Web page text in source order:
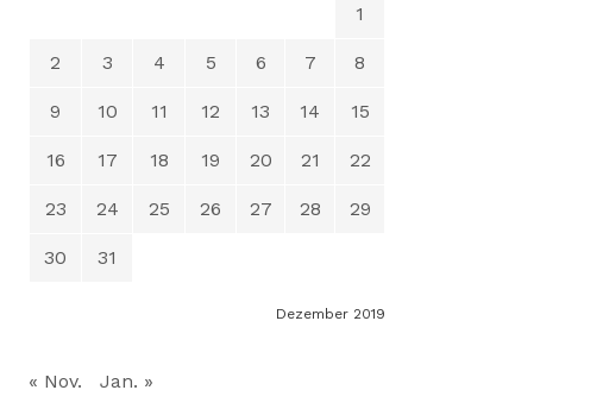
Dezember 2019
1
2 3 4 5 6 7 8
9 10 11 12 13 14 15
16 17 18 19 20 21 22
23 24 25 26 27 28 29
30 31
« Nov. Jan. »